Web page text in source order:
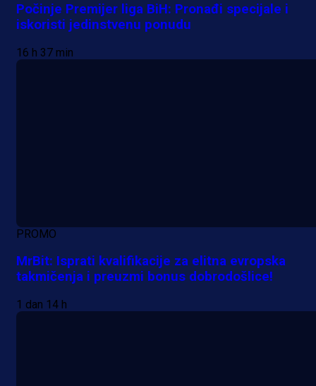
Počinje Premijer liga BiH: Pronađi specijale i
iskoristi jedinstvenu ponudu
16 h 37 min
PROMO
MrBit: Isprati kvalifikacije za elitna evropska
takmičenja i preuzmi bonus dobrodošlice!
1 dan 14 h